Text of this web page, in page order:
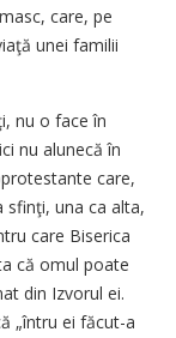
care, pe
unei familii
nu o face în
nu alunecă în
care,
sfinţi, una ca alta,
care Biserica
că omul poate
din Izvorul ei.
„întru ei făcut-a